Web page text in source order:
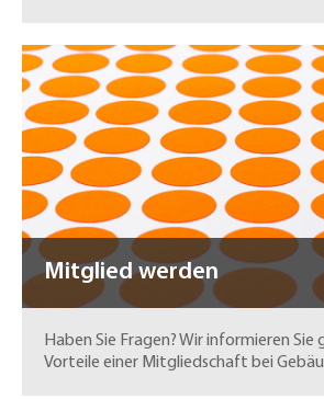
Mitglied werden
Haben Sie Fragen? Wir informieren Sie
Vorteile einer Mitgliedschaft bei